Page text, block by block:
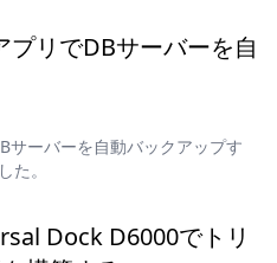
リでDBサーバーを自
ーバーを自動バックアップす
た。
Dock D6000でトリ